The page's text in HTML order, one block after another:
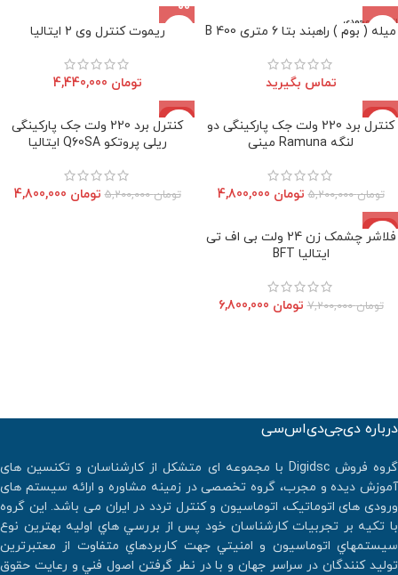
اتمام موجودی
میله ( بوم ) راهبند بتا 6 متری B 400
تماس بگیرید
ریموت کنترل وی 2 ایتالیا
تومان
-8%
اتمام موجودی
کنترل برد 220 ولت جک پارکینگی دو
لنگه Ramuna مینی
تومان5,200,000 تومان
-8%
اتمام موجودی
کنترل برد 220 ولت جک پارکینگی
ریلی پروتکو Q60SA ایتالیا
تومان5,200,000 تومان
-6%
اتمام موجودی
فلاشر چشمک زن 24 ولت بی اف تی
ایتالیا BFT
تومان7,200,000 تومان
درباره دی‌جی‌دی‌اس‌سی
گروه فروش Digidsc با مجموعه ای متشکل از کارشناسان و تکنسین های
آموزش دیده و مجرب، گروه تخصصی در زمینه مشاوره و ارائه سیستم های
ورودی های اتوماتیک، اتوماسیون و کنترل تردد در ایران می باشد. اين گروه
با تكيه بر تجربيات كارشناسان خود پس از بررسي هاي اوليه بهترين نوع
سيستمهاي اتوماسيون و امنيتي جهت كاربردهاي متفاوت از معتبرترين
توليد كنندگان در سراسر جهان و با در نطر گرفتن اصول فني و رعايت حقوق